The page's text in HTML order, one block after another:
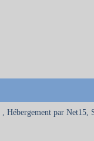
, Hébergement par Net15,